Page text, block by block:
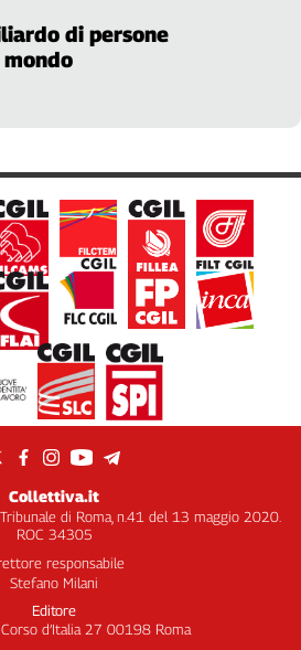
di persone
Collettiva.it
di Roma, n.41 del 13 maggio 2020.
ROC 34305
responsabile
Stefano Milani
Editore
Corso d’Italia 27 00198 Roma